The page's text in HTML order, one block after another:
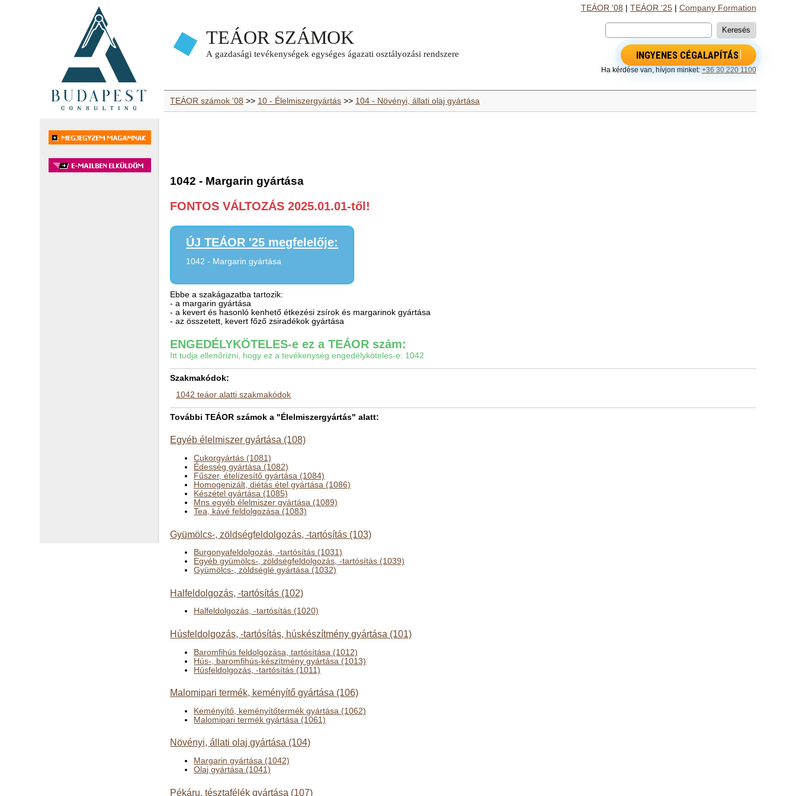
TEÁOR '08 TEÁOR '25| Company Formation
INGYENES CÉGALAPÍTÁS
Ha kérdése van, hívjon minket: +36 30 220 1100
TEÁOR számok '08 >> 10 - Élelmiszergyártás >> 104 - Növényi, állati olaj gyártása
1042 - Margarin gyártása
FONTOS VÁLTOZÁS 2025.01.01-től!
ÚJ TEÁOR '25 megfelelője:
1042 - Margarin gyártása
Ebbe a szakágazatba tartozik:
- a margarin gyártása
- a kevert és hasonló kenhető étkezési zsírok és margarinok gyártása
- az összetett, kevert főző zsiradékok gyártása
ENGEDÉLYKÖTELES-e ez a TEÁOR szám:
Itt tudja ellenőrizni, hogy ez a tevékenység engedélyköteles-e: 1042
Szakmakódok:
1042 teáor alatti szakmakódok
További TEÁOR számok a "Élelmiszergyártás" alatt:
Egyéb élelmiszer gyártása (108)
Cukorgyártás (1081)
Édesség gyártása (1082)
Fűszer, ételízesítő gyártása (1084)
Homogenizált, diétás étel gyártása (1086)
Készétel gyártása (1085)
Mns egyéb élelmiszer gyártása (1089)
Tea, kávé feldolgozása (1083)
Gyümölcs-, zöldségfeldolgozás, -tartósítás (103)
Burgonyafeldolgozás, -tartósítás (1031)
Egyéb gyümölcs-, zöldségfeldolgozás, -tartósítás (1039)
Gyümölcs-, zöldséglé gyártása (1032)
Halfeldolgozás, -tartósítás (102)
Halfeldolgozás, -tartósítás (1020)
Húsfeldolgozás, -tartósítás, húskészítmény gyártása (101)
Baromfihús feldolgozása, tartósítása (1012)
Hús-, baromfihús-készítmény gyártása (1013)
Húsfeldolgozás, -tartósítás (1011)
Malomipari termék, keményítő gyártása (106)
Keményítő, keményítőtermék gyártása (1062)
Malomipari termék gyártása (1061)
Növényi, állati olaj gyártása (104)
Margarin gyártása (1042)
Olaj gyártása (1041)
Pékáru, tésztafélék gyártása (107)